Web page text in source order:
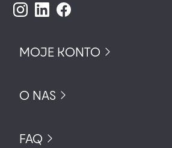
MOJE KONTO
O NAS
FAQ